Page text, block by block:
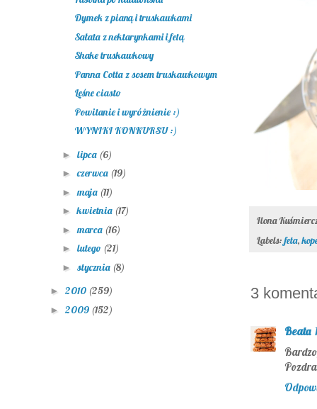
Ilona
Labels:feta,
3
Beata
Dymek z pianą i truskawkami
Sałata z nektarynkami i fetą
Shake truskawkowy
Panna Cotta z sosem truskawkowym
Leśne ciasto
Powitanie i wyróżnienie :)
WYNIKI KONKURSU :)
► lipca (6)
►czerwca (19)
► maja (11)
►kwietnia (17)
► marca (16)
► lutego (21)
► stycznia (8)
► 2010 (259)
► 2009 (152)